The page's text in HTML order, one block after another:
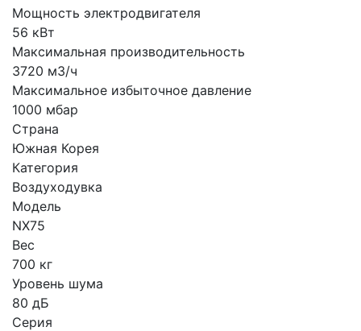
Мощность электродвигателя
56 кВт
Максимальная производительность
3720 м3/ч
Максимальное избыточное давление
1000 мбар
Страна
Южная Корея
Категория
Воздуходувка
Модель
NX75
Вес
700 кг
Уровень шума
80 дБ
Серия